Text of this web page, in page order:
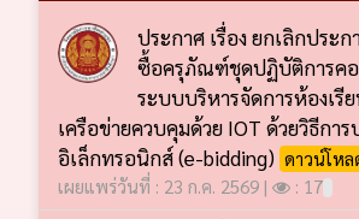
ประกาศ เรื่อง ยกเลิกประ
ซื้อครุภัณฑ์ชุดปฏิบัติการคอ
ระบบบริหารจัดการห้องเรี
เครือข่ายควบคุมด้วย IOT ด้วยวิธีการ
อิเล็กทรอนิกส์ (e-bidding) ดาวน์โหล
เผยแพร่วันที่ : 23 ก.ค. 2569 |
: 17